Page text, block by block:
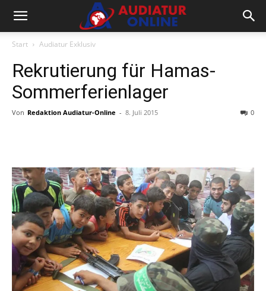
Start Audiatur Exklusiv
Rekrutierung für Hamas-
Sommerferienlager
Von Redaktion Audiatur-Online - 8. Juli 2015 0